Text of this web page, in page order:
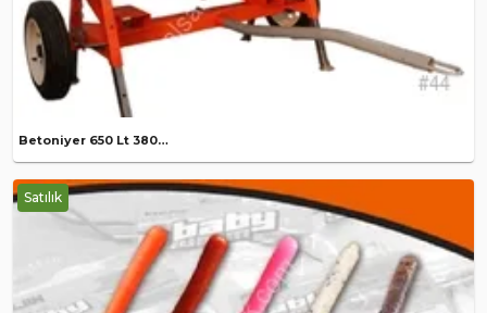
Betoniyer 650 Lt 380 Volt Harç Karma Makinası
Satılık